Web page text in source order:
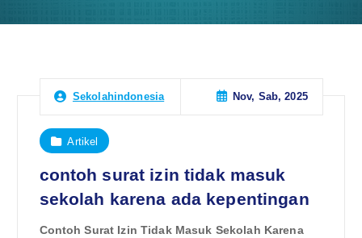
Sekolahindonesia Nov, Sab, 2025
Artikel
contoh surat izin tidak masuk
sekolah karena ada kepentingan
Contoh Surat Izin Tidak Masuk Sekolah Karena